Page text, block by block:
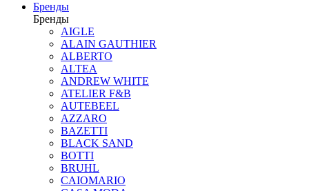
Бренды
Бренды
AIGLE
ALAIN GAUTHIER
ALBERTO
ALTEA
ANDREW WHITE
ATELIER F&B
AUTEBEEL
AZZARO
BAZETTI
BLACK SAND
BOTTI
BRUHL
CAIOMARIO